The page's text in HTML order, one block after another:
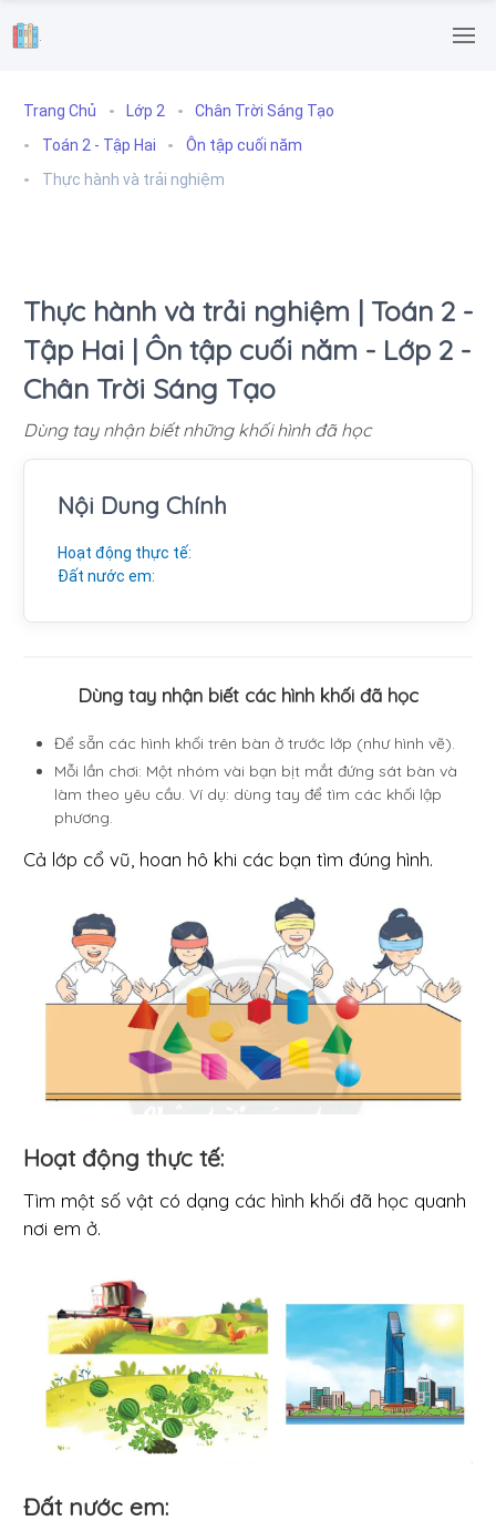
.
Trang Chủ Lớp 2
Chân Trời Sáng Tạo
Toán 2 - Tập Hai
Ôn tập cuối năm
Thực hành và trải nghiệm
Thực hành và trải nghiệm | Toán 2 -
Tập Hai | Ôn tập cuối năm - Lớp 2 -
Chân Trời Sáng Tạo
Dùng tay nhận biết những khối hình đã học
Nội Dung Chính
Hoạt động thực tế:
Đất nước em:
Dùng tay nhận biết các hình khối đã học
Để sẵn các hình khối trên bàn ở trước lớp (như hình vẽ).
Mỗi lần chơi: Một nhóm vài bạn bịt mắt đứng sát bàn và
làm theo yêu cầu. Ví dụ: dùng tay để tìm các khối lập
phương.
Cả lớp cổ vũ, hoan hô khi các bạn tìm đúng hình.
Hoạt động thực tế:
Tìm một số vật có dạng các hình khối đã học quanh
nơi em ở.
Đất nước em: